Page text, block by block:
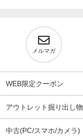
メルマガ
WEB限定クーポン
アウトレット掘り出し物
中古(PC/スマホ/カメラ)